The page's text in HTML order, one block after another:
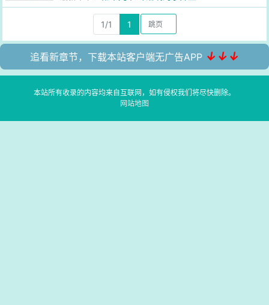
1/1 1
追看新章节，下载本站客户端无广告APP ↓↓↓
本站所有收录的内容均来自互联网，如有侵权我们将尽快删除。
网站地图